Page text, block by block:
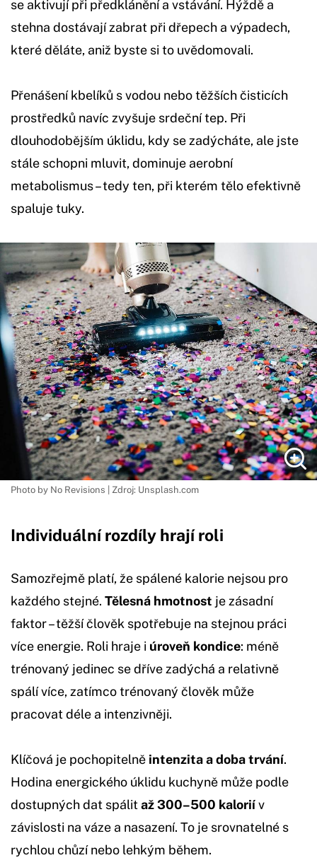
se aktivují při předklánění a vstávání. Hýždě a
stehna dostávají zabrat při dřepech a výpadech,
které děláte, aniž byste si to uvědomovali.
Přenášení kbelíků s vodou nebo těžších čisticích
prostředků navíc zvyšuje srdeční tep. Při
dlouhodobějším úklidu, kdy se zadýcháte, ale jste
stále schopni mluvit, dominuje aerobní
metabolismus – tedy ten, při kterém tělo efektivně
spaluje tuky.
Photo by No Revisions | Zdroj: Unsplash.com
Individuální rozdíly hrají roli
Samozřejmě platí, že spálené kalorie nejsou pro
každého stejné. Tělesná hmotnost je zásadní
faktor – těžší člověk spotřebuje na stejnou práci
více energie. Roli hraje i úroveň kondice: méně
trénovaný jedinec se dříve zadýchá a relativně
spálí více, zatímco trénovaný člověk může
pracovat déle a intenzivněji.
Klíčová je pochopitelně intenzita a doba trvání.
Hodina energického úklidu kuchyně může podle
dostupných dat spálitaž 300–500 kaloriív
závislosti na váze a nasazení. To je srovnatelné s
rychlou chůzí nebo lehkým během.